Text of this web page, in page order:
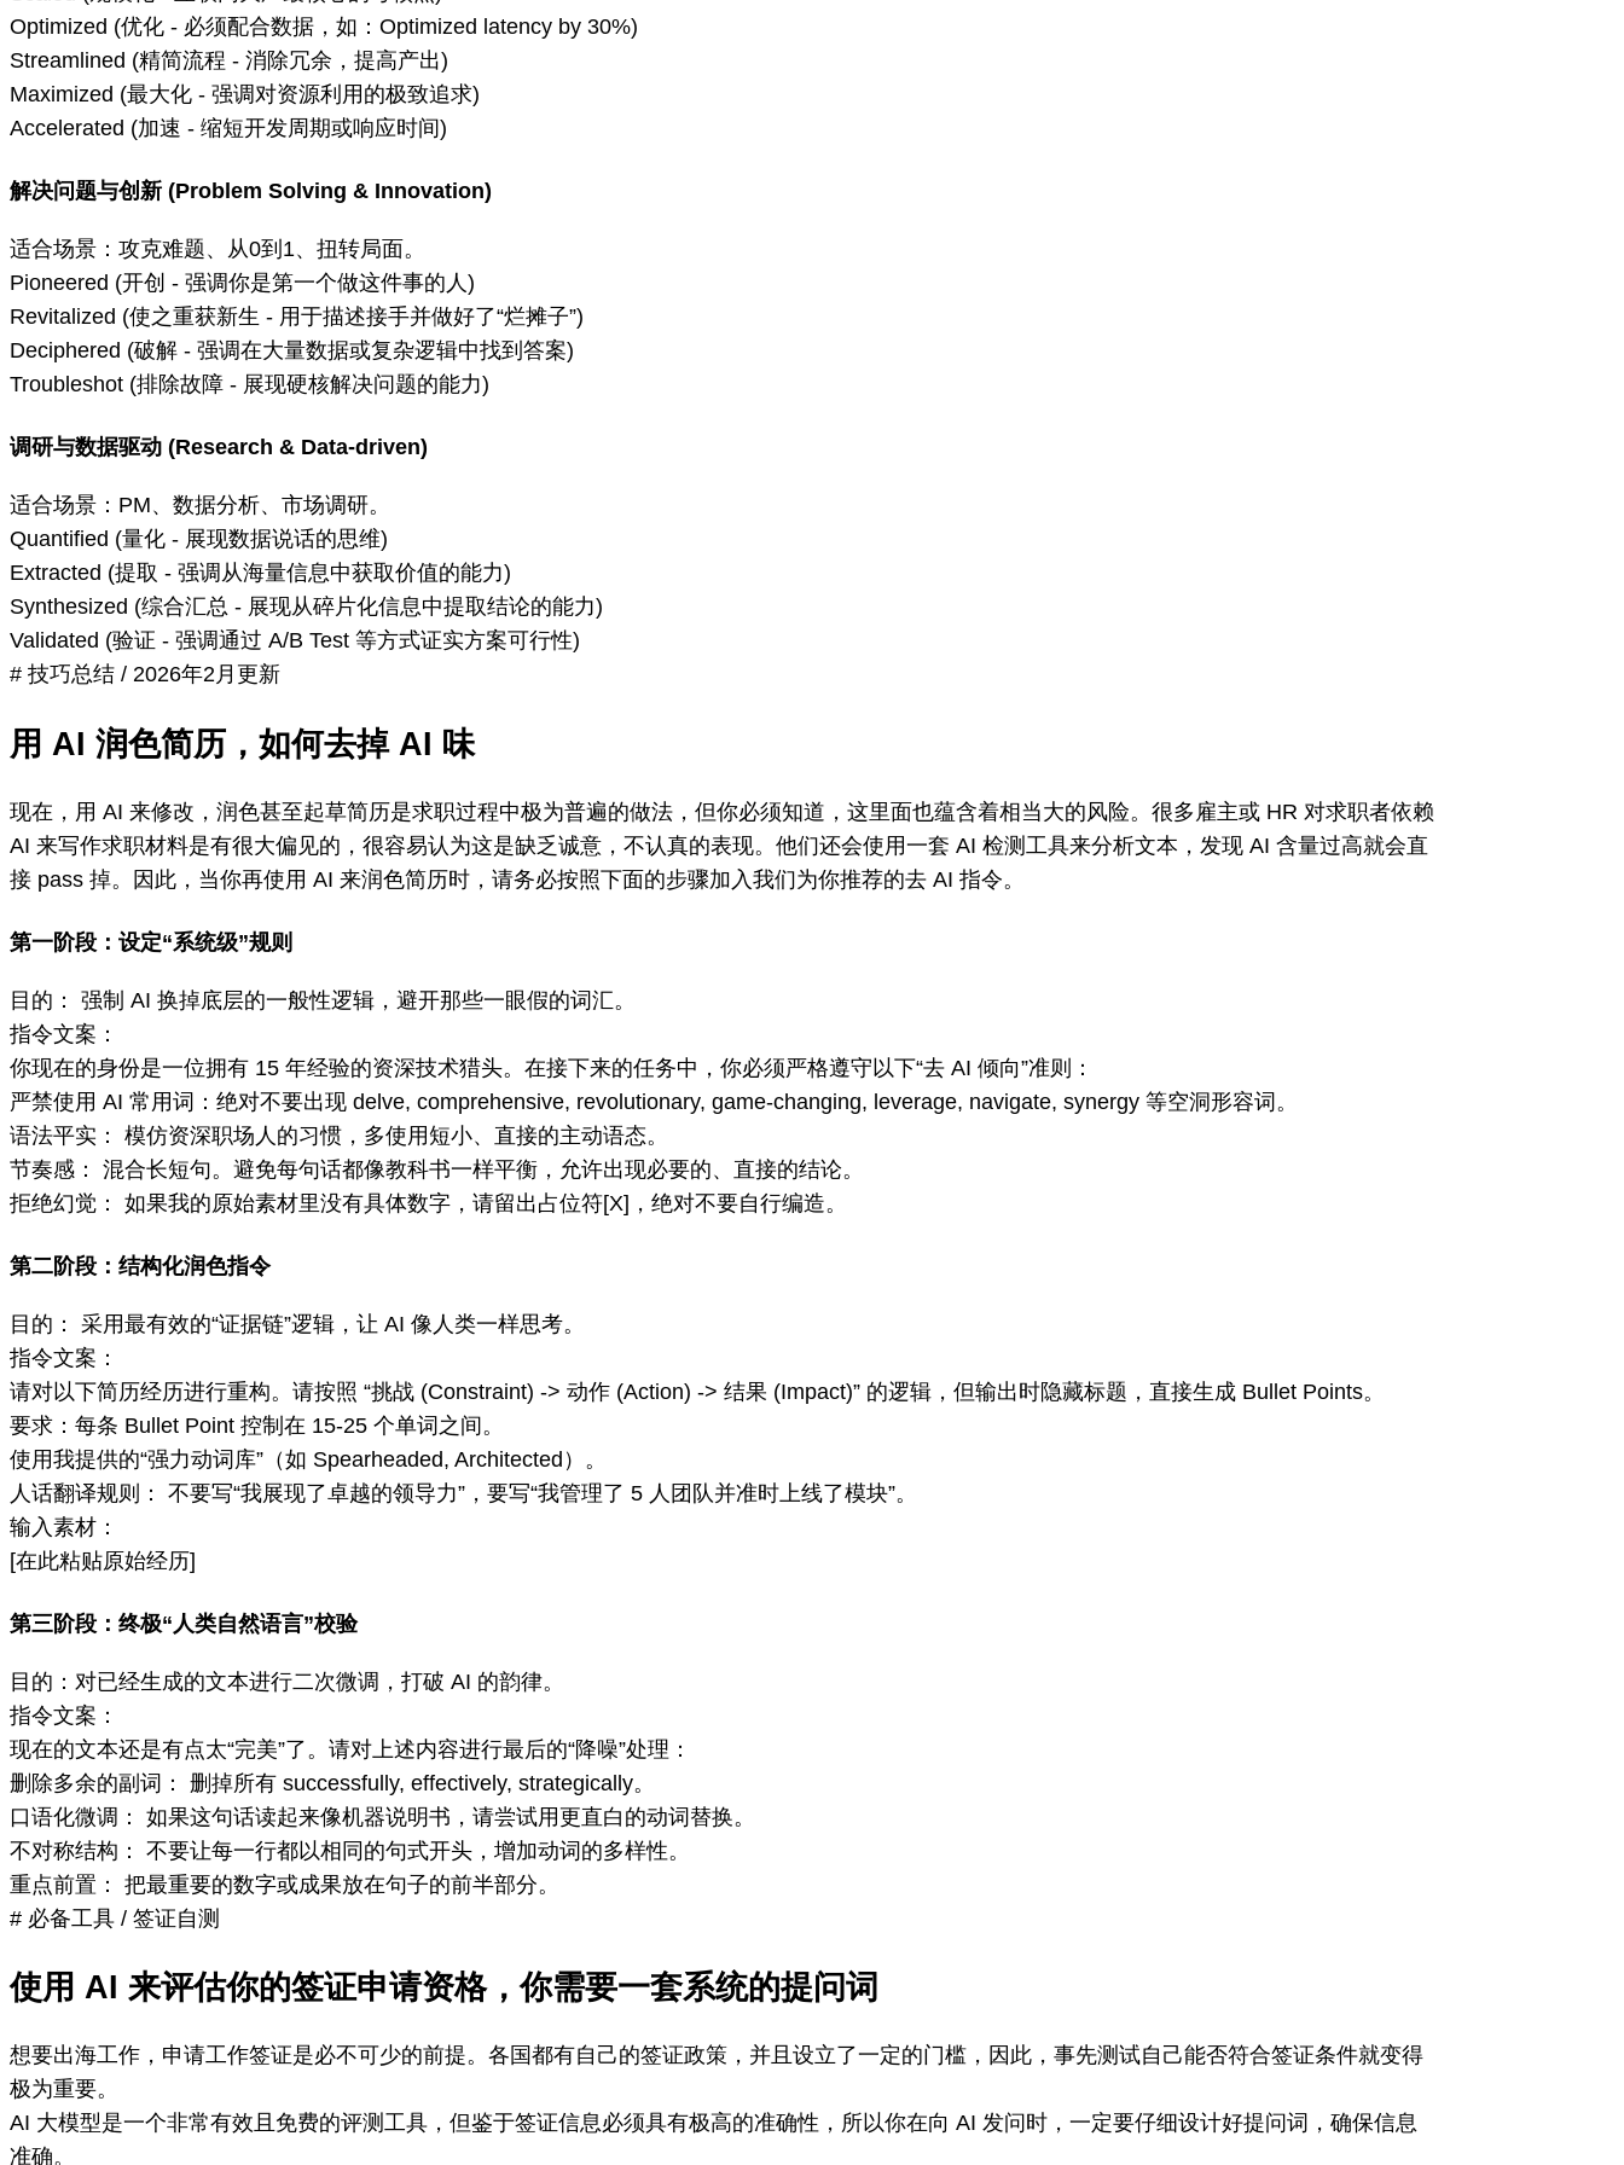
Optimized (优化 - 必须配合数据，如：Optimized latency by 30%)
Streamlined (精简流程 - 消除冗余，提高产出)
Maximized (最大化 - 强调对资源利用的极致追求)
Accelerated (加速 - 缩短开发周期或响应时间)
解决问题与创新 (Problem Solving & Innovation)
适合场景：攻克难题、从0到1、扭转局面。
Pioneered (开创 - 强调你是第一个做这件事的人)
Revitalized (使之重获新生 - 用于描述接手并做好了“烂摊子”)
Deciphered (破解 - 强调在大量数据或复杂逻辑中找到答案)
Troubleshot (排除故障 - 展现硬核解决问题的能力)
调研与数据驱动 (Research & Data-driven)
适合场景：PM、数据分析、市场调研。
Quantified (量化 - 展现数据说话的思维)
Extracted (提取 - 强调从海量信息中获取价值的能力)
Synthesized (综合汇总 - 展现从碎片化信息中提取结论的能力)
Validated (验证 - 强调通过 A/B Test 等方式证实方案可行性)
# 技巧总结 / 2026年2月更新
用 AI 润色简历，如何去掉 AI 味
现在，用 AI 来修改，润色甚至起草简历是求职过程中极为普遍的做法，但你必须知道，这里面也蕴含着相当大的风险。很多雇主或 HR 对求职者依赖
AI 来写作求职材料是有很大偏见的，很容易认为这是缺乏诚意，不认真的表现。他们还会使用一套 AI 检测工具来分析文本，发现 AI 含量过高就会直
接 pass 掉。因此，当你再使用 AI 来润色简历时，请务必按照下面的步骤加入我们为你推荐的去 AI 指令。
第一阶段：设定“系统级”规则
目的： 强制 AI 换掉底层的一般性逻辑，避开那些一眼假的词汇。
指令文案：
你现在的身份是一位拥有 15 年经验的资深技术猎头。在接下来的任务中，你必须严格遵守以下“去 AI 倾向”准则：
严禁使用 AI 常用词：绝对不要出现 delve, comprehensive, revolutionary, game-changing, leverage, navigate, synergy 等空洞形容词。
语法平实： 模仿资深职场人的习惯，多使用短小、直接的主动语态。
节奏感： 混合长短句。避免每句话都像教科书一样平衡，允许出现必要的、直接的结论。
拒绝幻觉： 如果我的原始素材里没有具体数字，请留出占位符[X]，绝对不要自行编造。
第二阶段：结构化润色指令
目的： 采用最有效的“证据链”逻辑，让 AI 像人类一样思考。
指令文案：
请对以下简历经历进行重构。请按照 “挑战 (Constraint) -> 动作 (Action) -> 结果 (Impact)” 的逻辑，但输出时隐藏标题，直接生成 Bullet Points。
要求：每条 Bullet Point 控制在 15-25 个单词之间。
使用我提供的“强力动词库”（如 Spearheaded, Architected）。
人话翻译规则： 不要写“我展现了卓越的领导力”，要写“我管理了 5 人团队并准时上线了模块”。
输入素材：
[在此粘贴原始经历]
第三阶段：终极“人类自然语言”校验
目的：对已经生成的文本进行二次微调，打破 AI 的韵律。
指令文案：
现在的文本还是有点太“完美”了。请对上述内容进行最后的“降噪”处理：
删除多余的副词： 删掉所有 successfully, effectively, strategically。
口语化微调： 如果这句话读起来像机器说明书，请尝试用更直白的动词替换。
不对称结构： 不要让每一行都以相同的句式开头，增加动词的多样性。
重点前置： 把最重要的数字或成果放在句子的前半部分。
# 必备工具 / 签证自测
使用 AI 来评估你的签证申请资格，你需要一套系统的提问词
想要出海工作，申请工作签证是必不可少的前提。各国都有自己的签证政策，并且设立了一定的门槛，因此，事先测试自己能否符合签证条件就变得
极为重要。
AI 大模型是一个非常有效且免费的评测工具，但鉴于签证信息必须具有极高的准确性，所以你在向 AI 发问时，一定要仔细设计好提问词，确保信息
准确。